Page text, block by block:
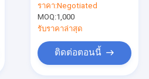
15°
ราคา:Negotiated
MOQ:1,000
รับราคาล่าสุด
ติดต่อตอนนี้